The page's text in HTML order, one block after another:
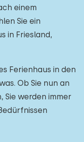
einem
Sie ein
in Friesland,
Ferienhaus in den
Ob Sie nun an
Sie werden immer